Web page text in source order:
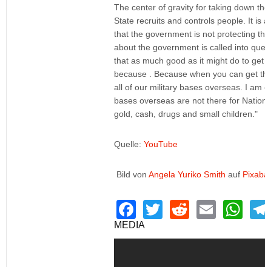
The center of gravity for taking down
State recruits and controls people. It
that the government is not protecting
about the government is called into
that as much good as it might do to
because . Because when you can get
all of our military bases overseas. I
bases overseas are not there for
gold, cash, drugs and small
Quelle: YouTube
Bild von Angela Yuriko Smith auf
F
a
T
R
E
W
MEDIA